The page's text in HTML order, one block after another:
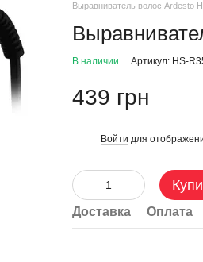
Выравниватель волос Ardesto
В наличии Артикул: HS-
439 грн
Войти для
Доставка Оплата